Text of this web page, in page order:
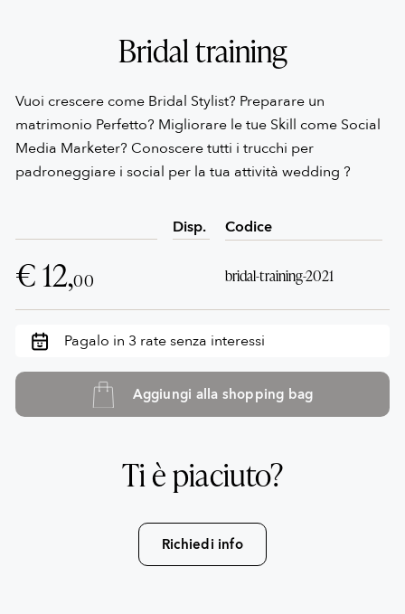
Bridal training
Vuoi crescere come Bridal Stylist? Preparare un
matrimonio Perfetto? Migliorare le tue Skill come Social
Media Marketer? Conoscere tutti i trucchi per
padroneggiare i social per la tua attività wedding ?
Disp. Codice
€ 12,00 bridal-training-2021
Pagalo in 3 rate senza interessi
Aggiungi alla shopping bag
Ti è piaciuto?
Richiedi info